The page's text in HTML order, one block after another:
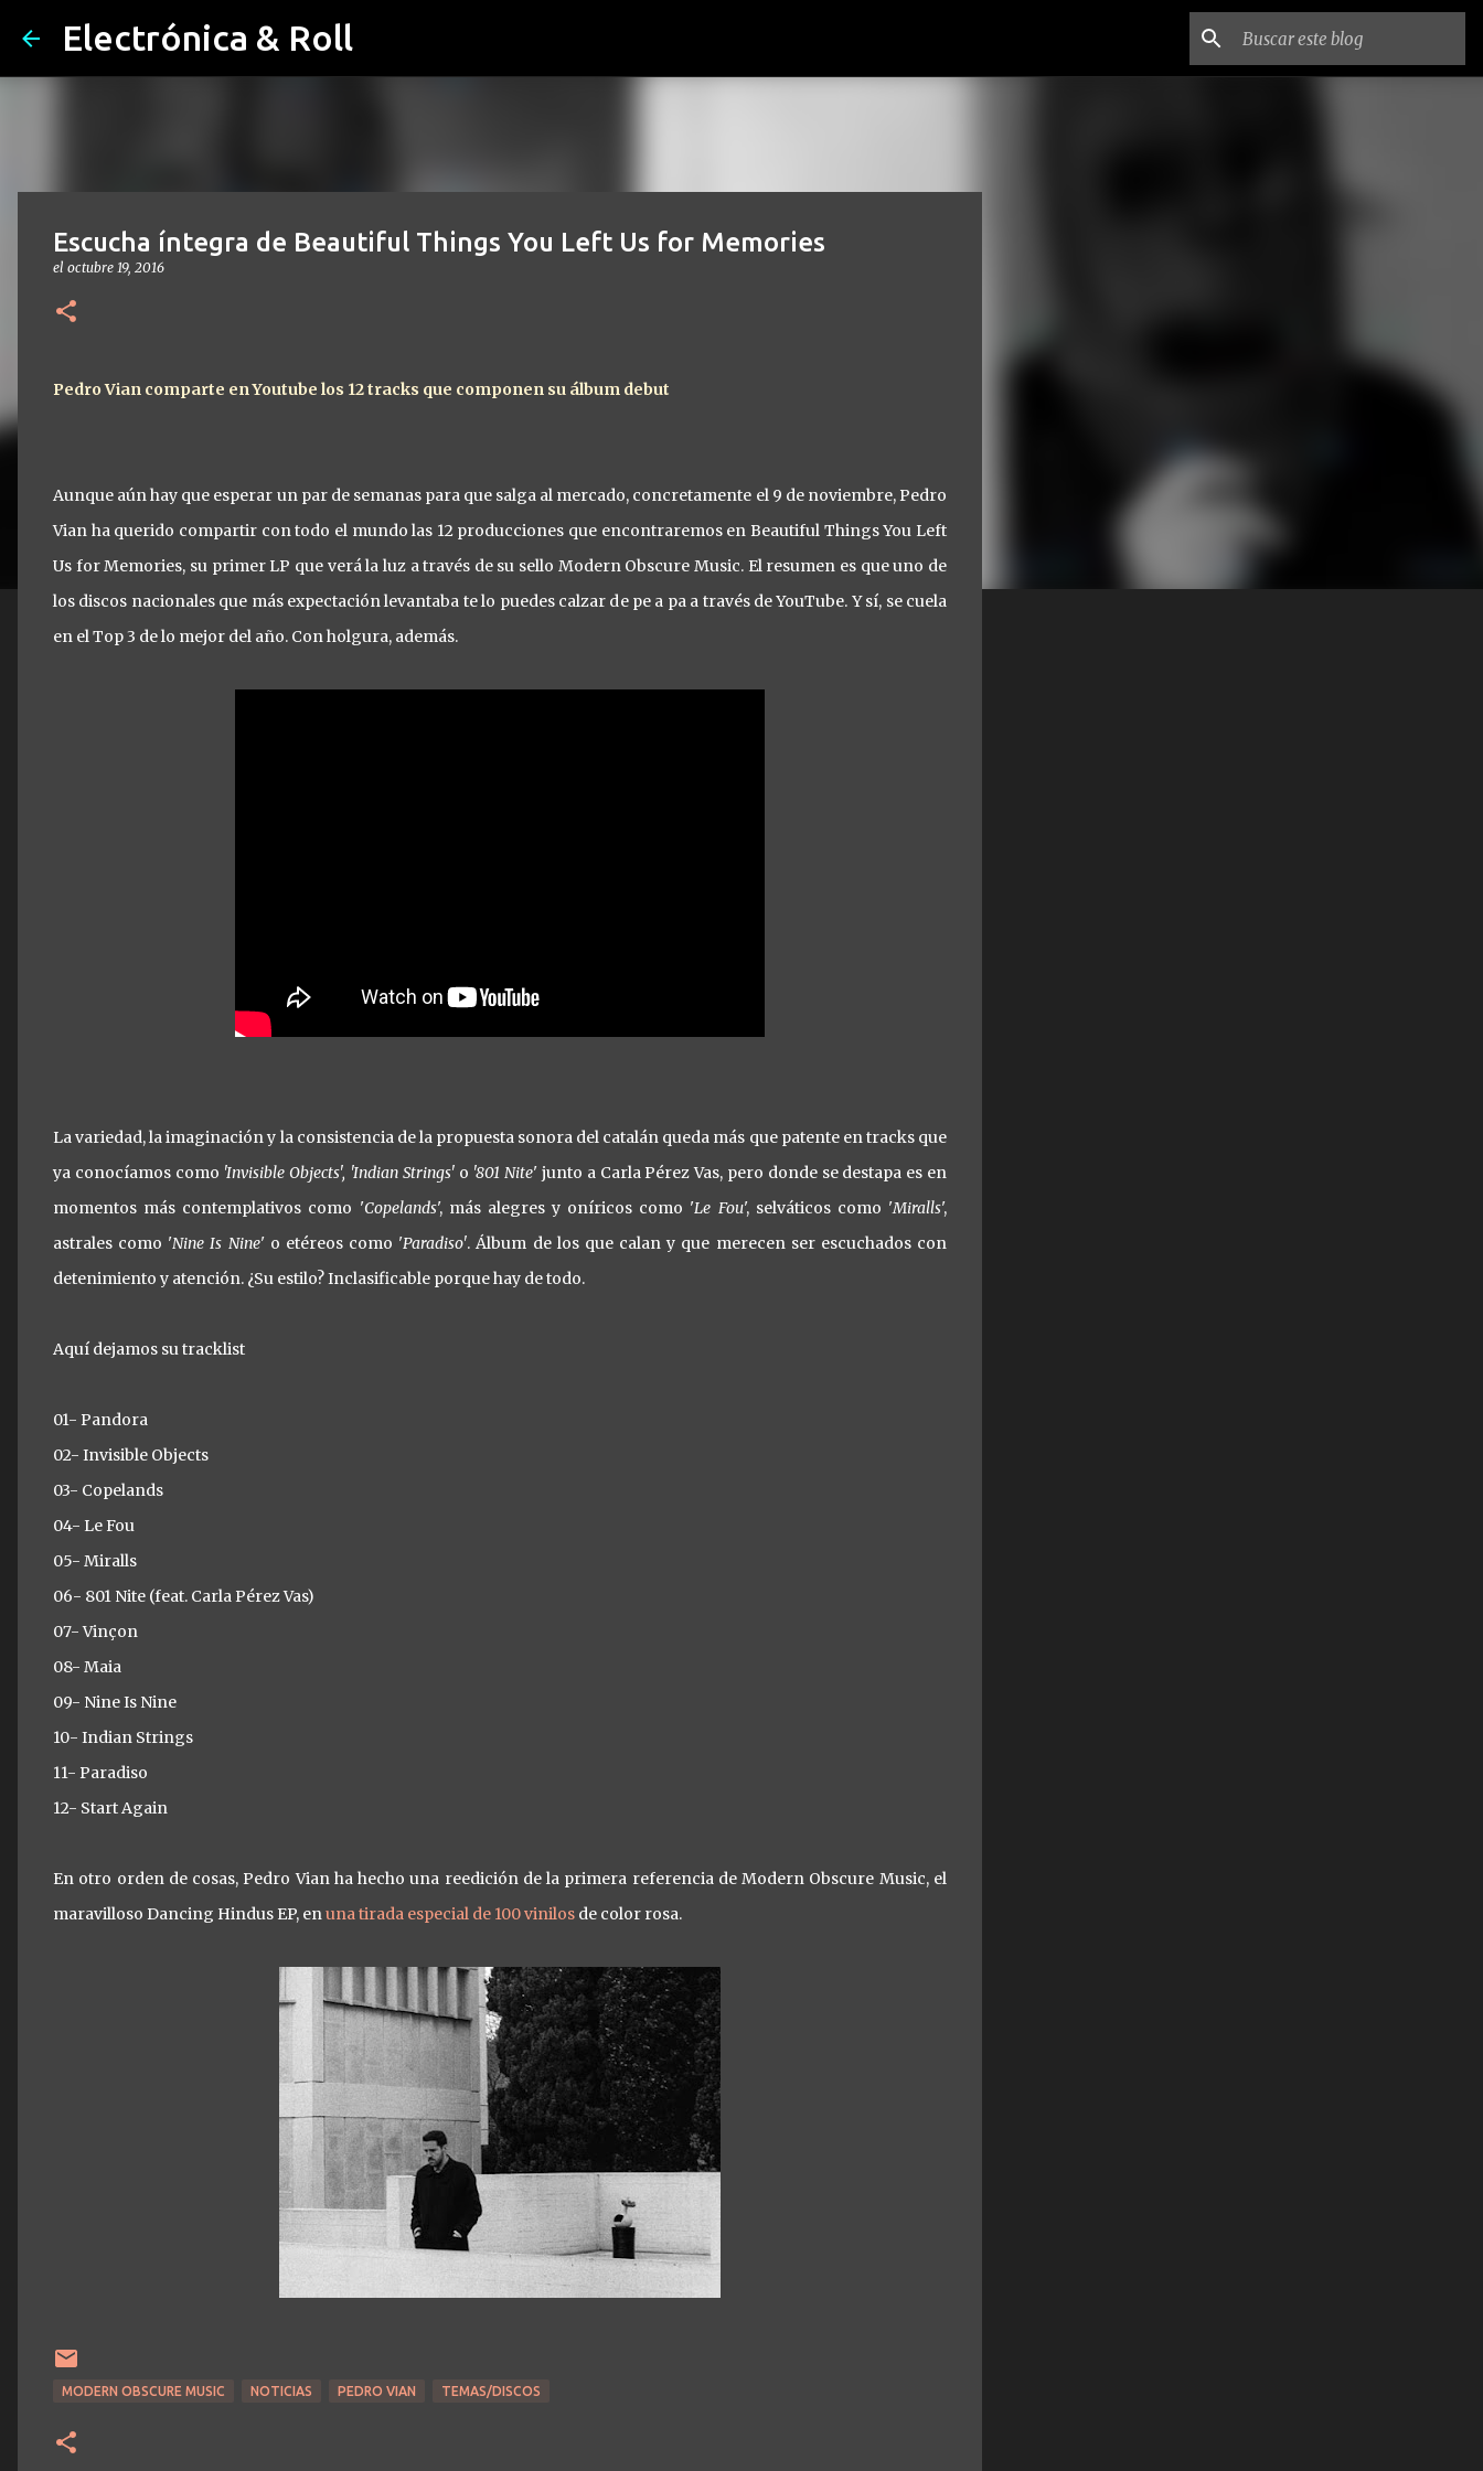
Electrónica & Roll
Escucha íntegra de Beautiful Things You Left Us for Memories
el octubre 19, 2016
Pedro Vian comparte en Youtube los 12 tracks que componen su álbum debut
Aunque aún hay que esperar un par de semanas para que salga al mercado, concretamente el 9 de noviembre, Pedro
Vian ha querido compartir con todo el mundo las 12 producciones que encontraremos en Beautiful Things You Left
Us for Memories, su primer LP que verá la luz a través de su sello Modern Obscure Music. El resumen es que uno de
los discos nacionales que más expectación levantaba te lo puedes calzar de pe a pa a través de YouTube. Y sí, se cuela
en el Top 3 de lo mejor del año. Con holgura, además.
La variedad, la imaginación y la consistencia de la propuesta sonora del catalán queda más que patente en tracks que
ya conocíamos como 'Invisible Objects', 'Indian Strings'o '801 Nite' junto a Carla Pérez Vas, pero donde se destapa es en
momentos más contemplativos como 'Copelands', más alegres y oníricos como 'Le Fou', selváticos como 'Miralls',
astrales como 'Nine Is Nine' o etéreos como 'Paradiso'. Álbum de los que calan y que merecen ser escuchados con
detenimiento y atención. ¿Su estilo? Inclasificable porque hay de todo.
Aquí dejamos su tracklist
01- Pandora
02- Invisible Objects
03- Copelands
04- Le Fou
05- Miralls
06- 801 Nite (feat. Carla Pérez Vas)
07- Vinçon
08- Maia
09- Nine Is Nine
10- Indian Strings
11- Paradiso
12- Start Again
En otro orden de cosas, Pedro Vian ha hecho una reedición de la primera referencia de Modern Obscure Music, el
maravilloso Dancing Hindus EP, enuna tirada especial de 100 vinilos de color rosa.
MODERN OBSCURE MUSIC NOTICIAS PEDRO VIAN TEMAS/DISCOS